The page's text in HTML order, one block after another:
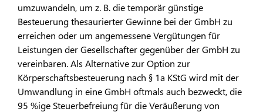
umzuwandeln, um z. B. die temporär günstige
Besteuerung thesaurierter Gewinne bei der GmbH zu
erreichen oder um angemessene Vergütungen für
Leistungen der Gesellschafter gegenüber der GmbH zu
vereinbaren. Als Alternative zur Option zur
Körperschaftsbesteuerung nach § 1a KStG wird mit der
Umwandlung in eine GmbH oftmals auch bezweckt, die
95 %ige Steuerbefreiung für die Veräußerung von